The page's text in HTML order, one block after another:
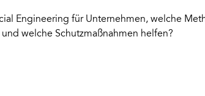
Engineering für Unternehmen, welche
welche Schutzmaßnahmen helfen?